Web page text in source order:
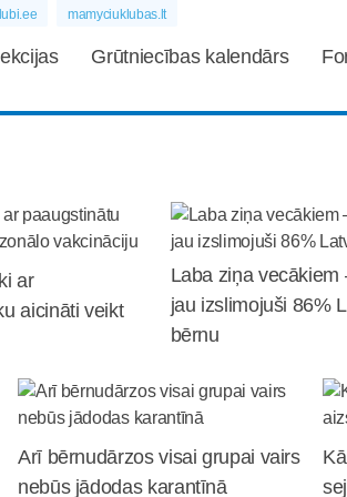
mamyciuklubas.lt
Grūtniecības kalendārs
ar
aicināti veikt
Laba ziņa vecākiem
jau izslimojuši 86%
bērnu
Arī bērnudārzos visai grupai vairs
nebūs jādodas karantīnā